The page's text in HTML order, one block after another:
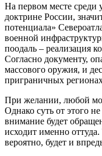
На первом месте среди
доктрине России,
потенциала»
военной
поодаль – реализация
Согласно документу,
массового оружия, и
приграничных
При желании, любой
Однако суть от этого
внимание будет
исходит именно
вероятно, будет и